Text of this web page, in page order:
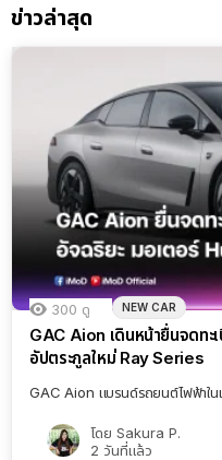
ข่าวล่าสุด
300 ดู NEW CAR
GAC Aion เดินหน้ายื่นจดทะ
อัปตระกูลใหม่ Ray Series
GAC Aion แบรนด์รถยนต์ไฟฟ้าใ
โดย Sakura P.
2 วันที่แล้ว